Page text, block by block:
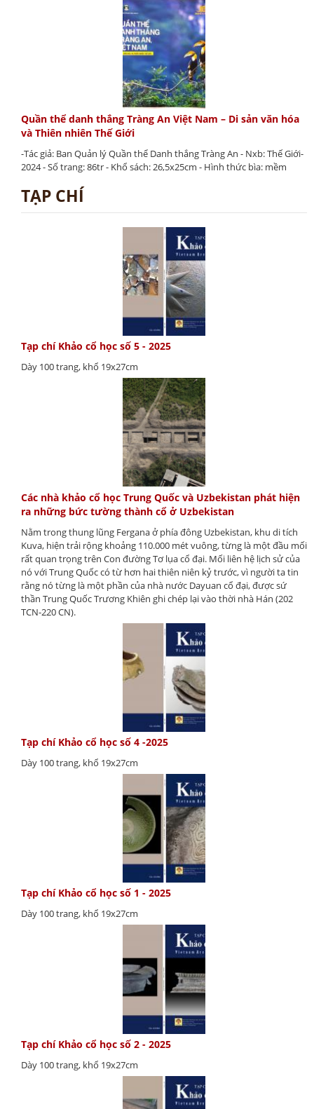
Quần thể danh thắng Tràng An Việt Nam – Di sản văn hóa
và Thiên nhiên Thế Giới
-Tác giả: Ban Quản lý Quần thể Danh thắng Tràng An - Nxb: Thế Giới-
2024 - Số trang: 86tr - Khổ sách: 26,5x25cm - Hình thức bìa: mềm
TẠP CHÍ
Tạp chí Khảo cổ học số 5 - 2025
Dày 100 trang, khổ 19x27cm
Các nhà khảo cổ học Trung Quốc và Uzbekistan phát hiện
ra những bức tường thành cổ ở Uzbekistan
Nằm trong thung lũng Fergana ở phía đông Uzbekistan, khu di tích
Kuva, hiện trải rộng khoảng 110.000 mét vuông, từng là một đầu mối
rất quan trọng trên Con đường Tơ lụa cổ đại. Mối liên hệ lịch sử của
nó với Trung Quốc có từ hơn hai thiên niên kỷ trước, vì người ta tin
rằng nó từng là một phần của nhà nước Dayuan cổ đại, được sứ
thần Trung Quốc Trương Khiên ghi chép lại vào thời nhà Hán (202
TCN-220 CN).
Tạp chí Khảo cổ học số 4 -2025
Dày 100 trang, khổ 19x27cm
Tạp chí Khảo cổ học số 1 - 2025
Dày 100 trang, khổ 19x27cm
Tạp chí Khảo cổ học số 2 - 2025
Dày 100 trang, khổ 19x27cm